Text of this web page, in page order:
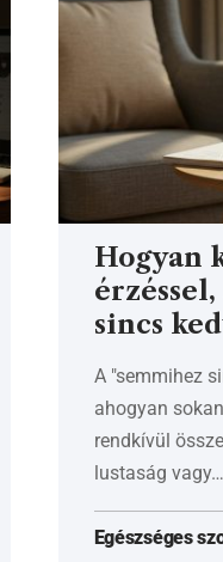
Hogyan
sincs
A "semmihez
ahogyan
rendkívül
lustaság vagy…
Egészséges